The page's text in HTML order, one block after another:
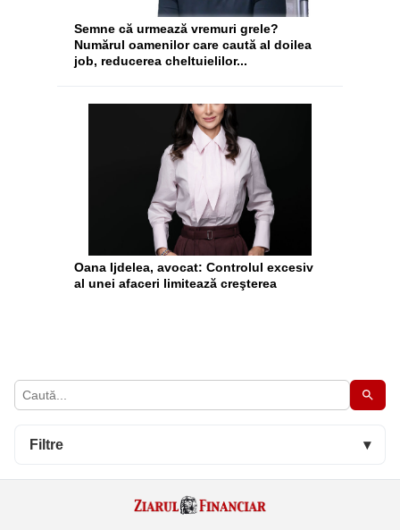
Filtre ▾
Semne că urmează vremuri grele?
Numărul oamenilor care caută al doilea
job, reducerea cheltuielilor...
Oana Ijdelea, avocat: Controlul excesiv
al unei afaceri limitează creşterea